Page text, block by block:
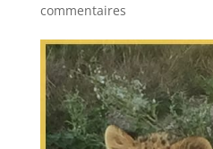
commentaires